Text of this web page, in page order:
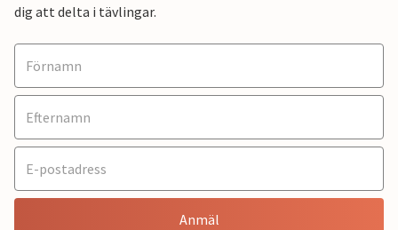
dig att delta i tävlingar.
Anmäl